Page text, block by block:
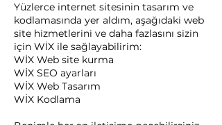
Yüzlerce internet sitesinin tasarım ve
kodlamasında yer aldım, aşağıdaki web
site hizmetlerini ve daha fazlasını sizin
için WİX ile sağlayabilirim:​ ​
WİX Web site kurma
WİX SEO ayarları
WİX Web Tasarım
WİX Kodlama ​